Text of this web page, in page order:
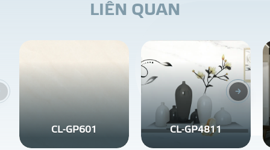
LIÊN QUAN
CL-GP601 CL-GP4811